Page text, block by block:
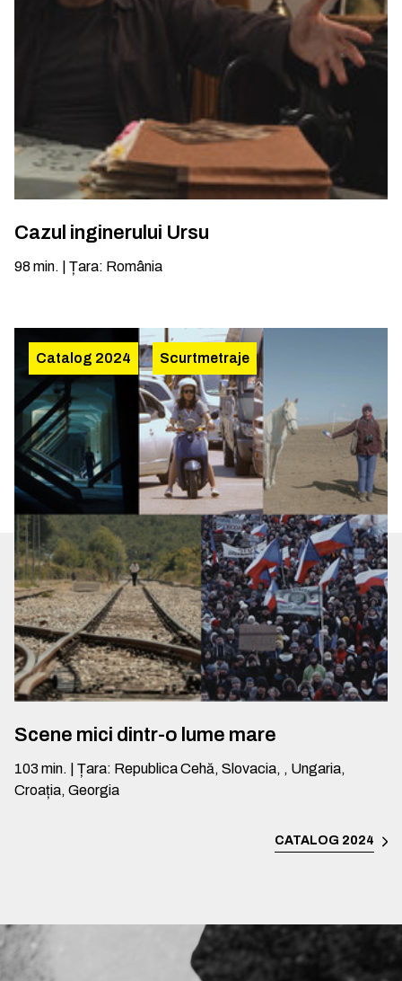
Cazul inginerului Ursu
98min. Țara: România
Catalog 2024 Scurtmetraje
Scene mici dintr-o lume mare
103 min. Țara: Republica Cehă, Slovacia, , Ungaria,
Croația, Georgia
CATALOG 2024